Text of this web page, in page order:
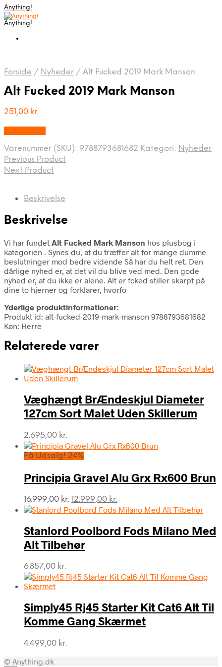
Anything!
Anything!
Forside / Nyheder / Alt Fucked 2019 Mark Manson
Alt Fucked 2019 Mark Manson
251,00 kr.
Varenummer (SKU): 9788793681682 Kategori: Nyheder
Previous Product
Next Product
Beskrivelse
Beskrivelse
Vi har fundet Alt Fucked Mark Manson hos plusbog i
kategorien . Synes du, at du træffer alt for mange dumme
beslutninger mod bedre vidende Så har du helt ret. Den
dårlige nyhed er, at det vil du blive ved med. Den gode
nyhed er, at du ikke er alene. Alt er fcked stiller skarpt på
dine to hjerner og forklarer, hvorfo
Yderlige produktinformationer:
Produkt id: alt-fucked-2019-mark-manson 9788793681682
Køn: Herre
Relaterede varer
Væghængt BrÆndeskjul Diameter
127cm Sort Malet Uden Skillerum
2.695,00 kr.
På Udsalg! 24%
Principia Gravel Alu Grx Rx600 Brun
16.999,00kr. Den
oprindelige
var:
16.999,00 kr..
12.999,00 kr.
aktuelle
er:
12.999,00 kr..
Stanlord Poolbord Fods Milano Med
Alt Tilbehør
6.857,00 kr.
Simply45 Rj45 Starter Kit Cat6 Alt Til
Komme Gang Skærmet
4.499,00 kr.
© Anything.dk